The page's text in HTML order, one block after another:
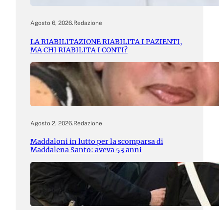
Agosto 6, 2026.Redazione
LA RIABILITAZIONE RIABILITA I PAZIENTI,
MA CHI RIABILITA I CONTI?
Agosto 2, 2026.Redazione
Maddaloni in lutto per la scomparsa di
Maddalena Santo: aveva 53 anni